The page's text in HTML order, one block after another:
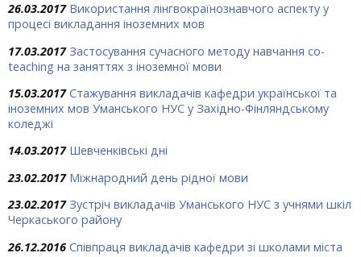
26.03.2017 Використання лінгвокраїнознавчого аспекту у
процесі викладання іноземних мов
17.03.2017 Застосування сучасного методу навчання co-
teaching на заняттях з іноземної мови
15.03.2017 Стажування викладачів кафедри української та
іноземних мов Уманського НУС у Західно-Фінляндському
коледжі
14.03.2017 Шевченківські дні
23.02.2017 Міжнародний день рідної мови
23.02.2017 Зустріч викладачів Уманського НУС з учнями шкіл
Черкаського району
26.12.2016 Співпраця викладачів кафедри зі школами міста